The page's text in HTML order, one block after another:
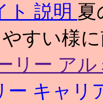
ト 説明 夏
すい様
リー ア
ー キャリ